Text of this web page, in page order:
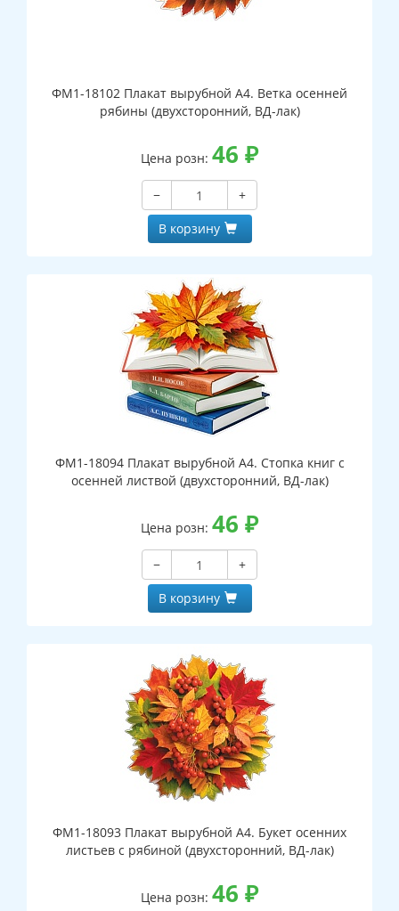
ФМ1-18102 Плакат вырубной А4. Ветка осенней
рябины (двухсторонний, ВД-лак)
Цена розн: 46 ₽
−
+
В корзину
ФМ1-18094 Плакат вырубной А4. Стопка книг с
осенней листвой (двухсторонний, ВД-лак)
Цена розн: 46 ₽
−
+
В корзину
ФМ1-18093 Плакат вырубной А4. Букет осенних
листьев с рябиной (двухсторонний, ВД-лак)
Цена розн: 46 ₽